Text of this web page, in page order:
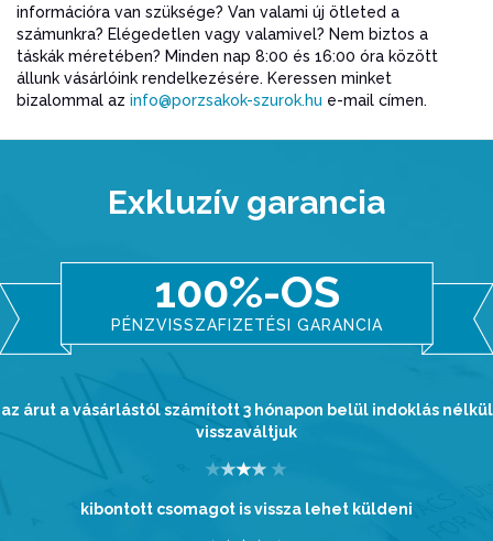
információra van szüksége? Van valami új ötleted a
számunkra? Elégedetlen vagy valamivel? Nem biztos a
táskák méretében? Minden nap 8:00 és 16:00 óra között
állunk vásárlóink rendelkezésére. Keressen minket
bizalommal az info@porzsakok-szurok.hu e-mail címen.
Exkluzív garancia
100%-OS
PÉNZVISSZAFIZETÉSI GARANCIA
az árut a vásárlástól számított 3 hónapon belül indoklás nélkül
visszaváltjuk
kibontott csomagot is vissza lehet küldeni